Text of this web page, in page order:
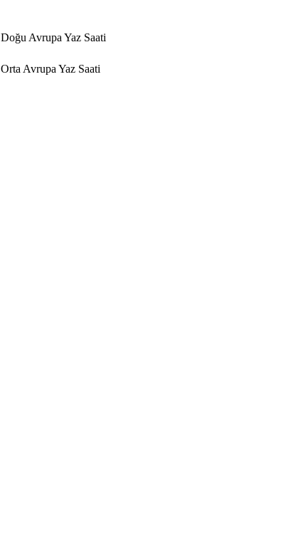
Doğu Avrupa Yaz Saati
Orta Avrupa Yaz Saati